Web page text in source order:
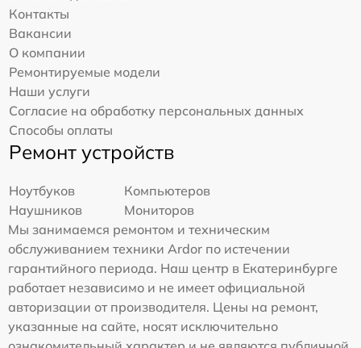
Контакты
Вакансии
О компании
Ремонтируемые модели
Наши услуги
Согласие на обработку персональных данных
Способы оплаты
Ремонт устройств
Ноутбуков
Компьютеров
Наушников
Мониторов
Мы занимаемся ремонтом и техническим
обслуживанием техники Ardor по истечении
гарантийного периода. Наш центр в Екатеринбурге
работает независимо и не имеет официальной
авторизации от производителя. Цены на ремонт,
указанные на сайте, носят исключительно